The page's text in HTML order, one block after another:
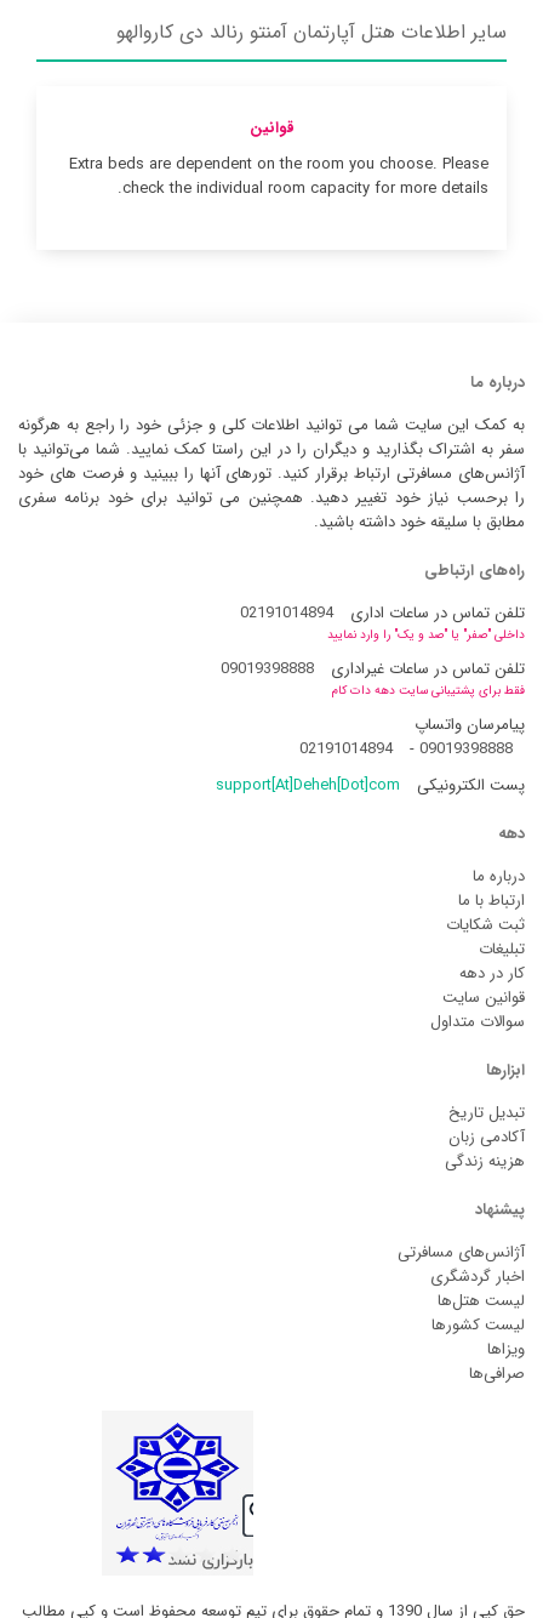
سایر اطلاعات هتل آپارتمان آمنتو رنالد دی کاروالهو
قوانین
Extra beds are dependent on the room you choose. Please
check the individual room capacity for more details.
درباره ما
به کمک این سایت شما می توانید اطلاعات کلی و جزئی خود را راجع به هرگونه
سفر به اشتراک بگذارید و دیگران را در این راستا کمک نمایید. شما می‌توانید با
آژانس‌های مسافرتی ارتباط برقرار کنید. تورهای آنها را ببینید و فرصت های خود
را برحسب نیاز خود تغییر دهید. همچنین می توانید برای خود برنامه سفری
مطابق با سلیقه خود داشته باشید.
راه‌های ارتباطی
تلفن تماس در ساعات اداری
02191014894
داخلی "صفر" یا "صد و یک" را وارد نمایید
تلفن تماس در ساعات غیراداری 09019398888
فقط برای پشتیبانی سایت دهه دات کام
پیامرسان واتساپ
09019398888
-
02191014894
پست الکترونیکی
support[At]Deheh[Dot]com
دهه
درباره ما
ارتباط با ما
ثبت شکایات
تبلیغات
کار در دهه
قوانین سایت
سوالات متداول
ابزارها
تبدیل تاریخ
آکادمی زبان
هزینه زندگی
پیشنهاد
آژانس‌های مسافرتی
اخبار گردشگری
لیست هتل‌ها
لیست کشورها
ویزاها
صرافی‌ها
حق کپی از سال 1390 و تمام حقوق برای تیم توسعه محفوظ است و کپی مطالب